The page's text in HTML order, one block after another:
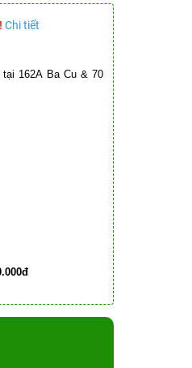
Chi tiết
tại 162A Ba Cu & 70